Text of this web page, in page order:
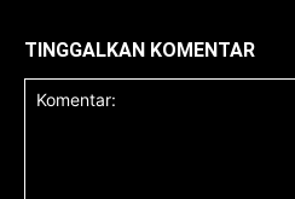
TINGGALKAN KOMENTAR